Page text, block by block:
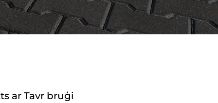
ar Tavr bruģi